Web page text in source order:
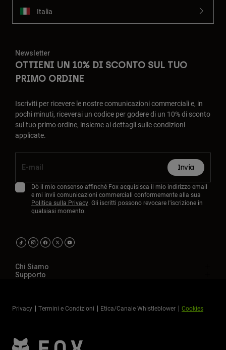
Italia
Newsletter
OTTIENI UN 10% DI SCONTO SUL TUO
PRIMO ORDINE
Iscriviti per ricevere le nostre comunicazioni commerciali e, in
pochi minuti, riceverai un codice per godere di un 10% di sconto
sul tuo primo ordine, insieme ai dettagli sulle condizioni
applicate.
Invia
Dò il mio consenso affinché Fox acquisisca il mio indirizzo email
e mi invii comunicazioni commerciali conformemente alla sua
Politica sulla Privacy. Gli iscritti possono revocare l'iscrizione in
qualsiasi momento.
Chi Siamo
Supporto
Privacy Termini e Condizioni Etica/Canale Whistleblower Cookies